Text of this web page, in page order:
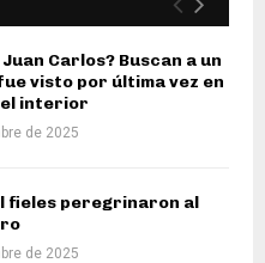
Carlos? Buscan a un
visto por última vez en
interior
de 2025
fieles peregrinaron al
de 2025